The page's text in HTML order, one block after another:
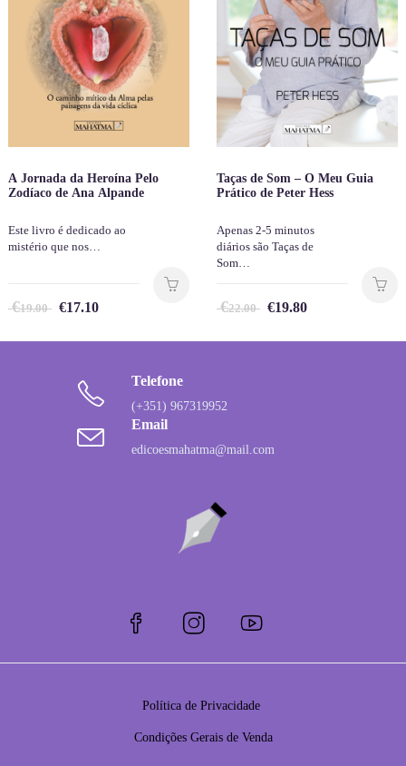
A Jornada da Heroína Pelo
Zodíaco de Ana Alpande
Este livro é dedicado ao
mistério que nos…
€19.00 €17.10
Taças de Som – O Meu Guia
Prático de Peter Hess
Apenas 2-5 minutos
diários são Taças de
Som…
€22.00 €19.80
Telefone
(+351) 967319952
Email
edicoesmahatma@mail.com
Política de Privacidade
Condições Gerais de Venda